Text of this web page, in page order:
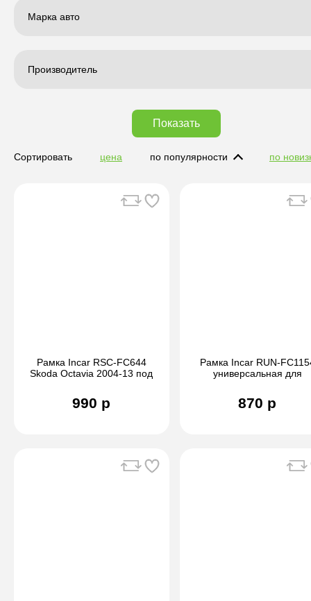
Марка авто
Производитель
Показать
Сортировать цена по популярности по
Рамка Incar RSC-FC644
Skoda Octavia 2004-13 под
(тип3
990 р
Рамка Incar RUN-
универсальная для
870 р